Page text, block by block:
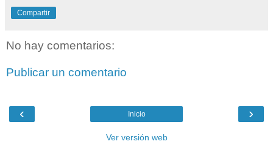
Compartir
No hay comentarios:
Publicar un comentario
‹ ›
Inicio
Ver versión web